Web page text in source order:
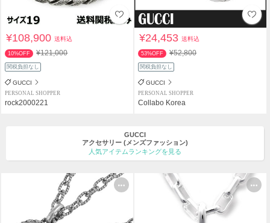
¥108,900送料込
10%OFF ¥121,000
関税負担なし
GUCCI
PERSONAL SHOPPER
rock2000221
¥24,453送料込
53%OFF ¥52,800
関税負担なし
GUCCI
PERSONAL SHOPPER
Collabo Korea
GUCCI
アクセサリー (メンズファッション)
人気アイテムランキングを見る